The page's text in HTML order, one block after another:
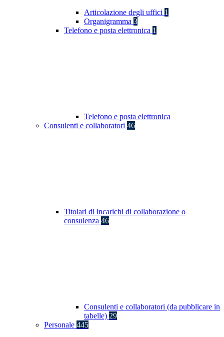
Articolazione degli uffici 1
Organigramma 3
Telefono e posta elettronica 1
Telefono e posta elettronica
Consulenti e collaboratori 46
Titolari di incarichi di collaborazione o
consulenza 46
Consulenti e collaboratori (da pubblicare in
tabelle) 29
Personale 445